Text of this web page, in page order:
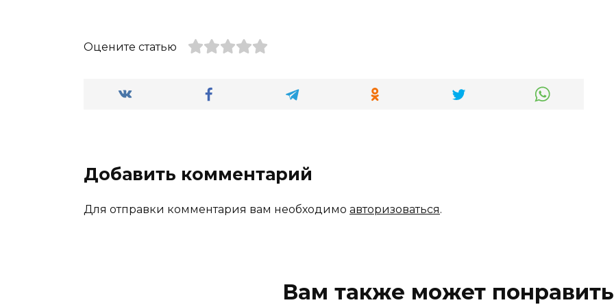
Оцените статью
Добавить комментарий
Для отправки комментария вам необходимо авторизоваться.
Вам также может